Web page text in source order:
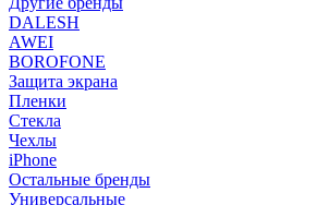
DALESH
AWEI
BOROFONE
Защита экрана
Пленки
Стекла
Чехлы
iPhone
Остальные бренды
Универсальные